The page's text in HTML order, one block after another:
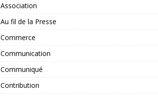
Association
Au fil de la Presse
Commerce
Communication
Communiqué
Contribution